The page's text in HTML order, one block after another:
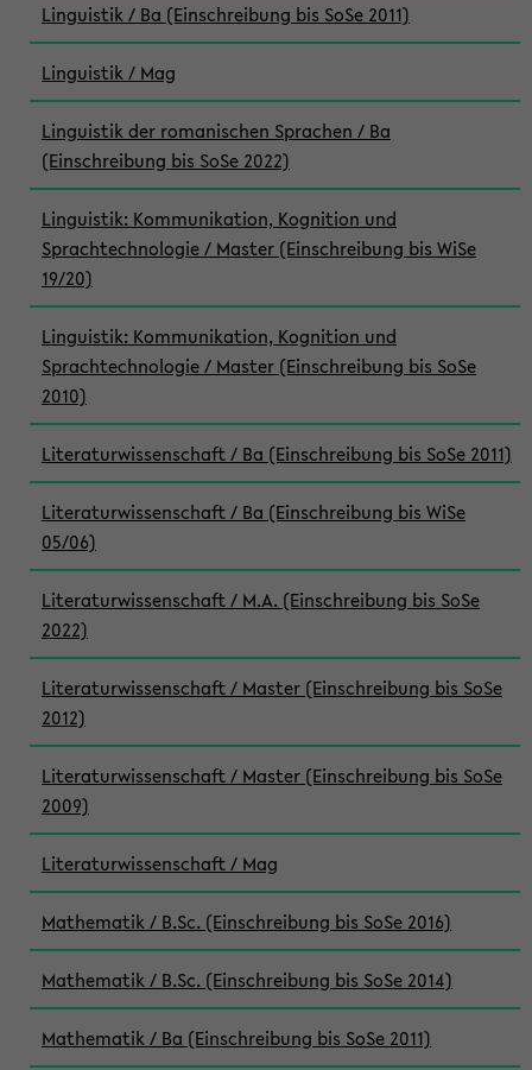
Linguistik / Ba (Einschreibung bis SoSe 2011)
Linguistik / Mag
Linguistik der romanischen Sprachen / Ba
(Einschreibung bis SoSe 2022)
Linguistik: Kommunikation, Kognition und
Sprachtechnologie / Master (Einschreibung bis WiSe
19/20)
Linguistik: Kommunikation, Kognition und
Sprachtechnologie / Master (Einschreibung bis SoSe
2010)
Literaturwissenschaft / Ba (Einschreibung bis SoSe 2011)
Literaturwissenschaft / Ba (Einschreibung bis WiSe
05/06)
Literaturwissenschaft / M.A. (Einschreibung bis SoSe
2022)
Literaturwissenschaft / Master (Einschreibung bis SoSe
2012)
Literaturwissenschaft / Master (Einschreibung bis SoSe
2009)
Literaturwissenschaft / Mag
Mathematik / B.Sc. (Einschreibung bis SoSe 2016)
Mathematik / B.Sc. (Einschreibung bis SoSe 2014)
Mathematik / Ba (Einschreibung bis SoSe 2011)